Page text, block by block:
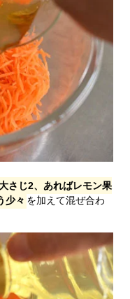
さじ2、あればレモン果
少々 を加えて混ぜ合わ